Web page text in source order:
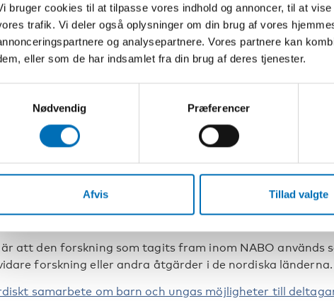
bruger cookies til at tilpasse vores indhold og annoncer, til at
trafik. Vi deler også oplysninger om din brug af vores
og analysepartnere. Vores partnere kan
eller som de har indsamlet fra din brug af deres tjenester.
Nødvendig
Præferencer
Afvis Tillad valgte
säger Linus Wellander.
har det ju fattats beslut som rör unga i alla de
många nordiska länder har infört restriktioner som
grad, hur ser du på det?
finns med i en utmanande situation är avgörande
att avgöra hur den här gruppen påverkas. Vi ser till
till en aktiv fritid var svårt för många unga redan innan
att det saknas mötesplatser för unga människor på
unga som fyllt tjugo har svårt att hitta meningsfulla
har förstärkts av de restriktioner och åtgärder
covid-19-pandemin. Många unga har också helt missat
in på arbetsmarknaden, säger Linus Wellander.
att den forskning som tagits fram inom NABO används
forskning eller andra åtgärder i de nordiska länderna.
samarbete om barn och ungas möjligheter till